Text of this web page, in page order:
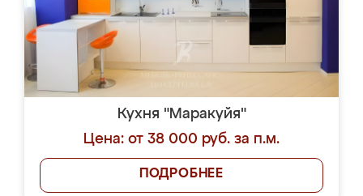
Кухня "Маракуйя"
Цена: от 38 000 руб. за п.м.
ПОДРОБНЕЕ